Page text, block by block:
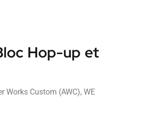
Hop-up et
Works Custom (AWC), WE